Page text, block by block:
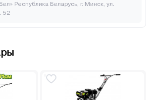
Республика Беларусь, г. Минск, ул.
52